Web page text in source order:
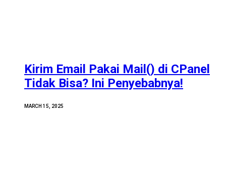
Kirim Email Pakai Mail() di CPanel
Tidak Bisa? Ini Penyebabnya!
MARCH 15, 2025